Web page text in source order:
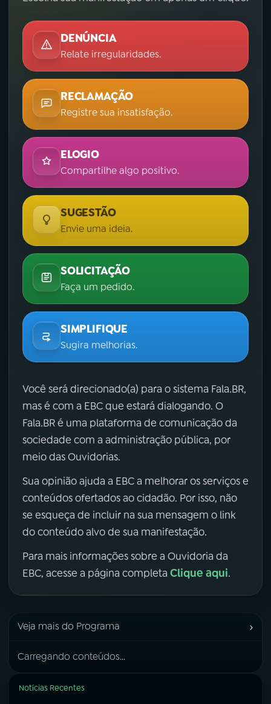
DENÚNCIA
Relate irregularidades.
RECLAMAÇÃO
Registre sua insatisfação.
ELOGIO
Compartilhe algo positivo.
SUGESTÃO
Envie uma ideia.
SOLICITAÇÃO
Faça um pedido.
SIMPLIFIQUE
Sugira melhorias.
Você será direcionado(a) para o sistema Fala.BR,
mas é com a EBC que estará dialogando. O
Fala.BR é uma plataforma de comunicação da
sociedade com a administração pública, por
meio das Ouvidorias.
Sua opinião ajuda a EBC a melhorar os serviços e
conteúdos ofertados ao cidadão. Por isso, não
se esqueça de incluir na sua mensagem o link
do conteúdo alvo de sua manifestação.
Para mais informações sobre a Ouvidoria da
EBC, acesse a página completa Clique aqui.
Veja mais do Programa ›
Carregando conteúdos...
Notícias Recentes